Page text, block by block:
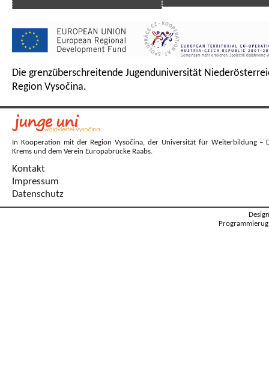
Die grenzüberschreitende Jugenduniversität
Region Vysočina.
In Kooperation mit der Region Vysočina, der Universität für Weiterbildung –
Krems und dem Verein Europabrücke Raabs.
Kontakt
Impressum
Datenschutz